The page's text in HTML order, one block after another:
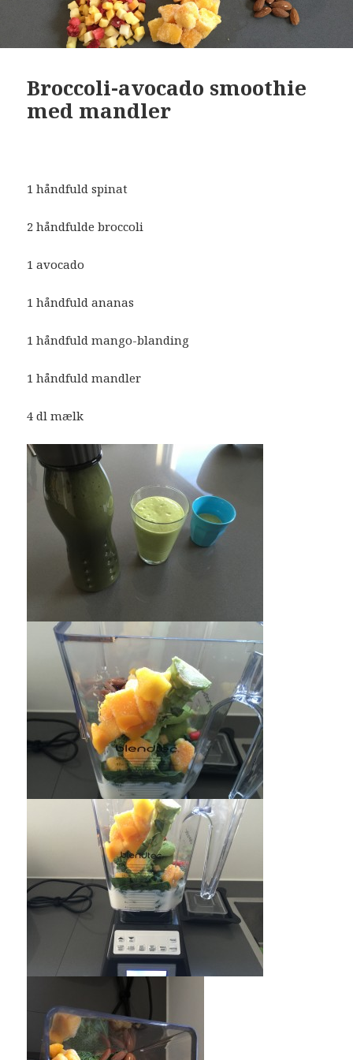
Broccoli-avocado smoothie
med mandler
1 håndfuld spinat
2 håndfulde broccoli
1 avocado
1 håndfuld ananas
1 håndfuld mango-blanding
1 håndfuld mandler
4 dl mælk